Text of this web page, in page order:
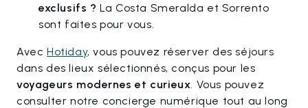
exclusifs ? La Costa Smeralda et Sorrento
sont faites pour vous.
Avec Hotiday, vous pouvez réserver des séjours
dans des lieux sélectionnés, conçus pour les
voyageurs modernes et curieux. Vous pouvez
consulter notre concierge numérique tout au long